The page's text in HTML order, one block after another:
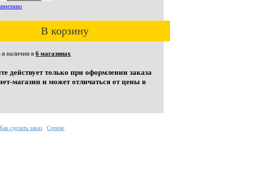
В корзину
в наличии в 6 магазинах
действует только при оформлении заказа
магазин и может отличаться от цены в
сделать заказ Сервис